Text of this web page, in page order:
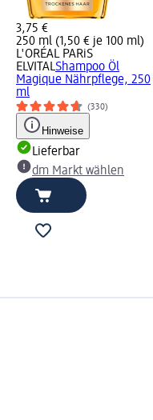
3,75 €
250 ml (1,50 € je 100 ml)
L'ORÉAL PARiS
ELVITALShampoo Öl
Magique Nährpflege, 250
ml
(330)
Hinweise
Lieferbar
dm Markt wählen